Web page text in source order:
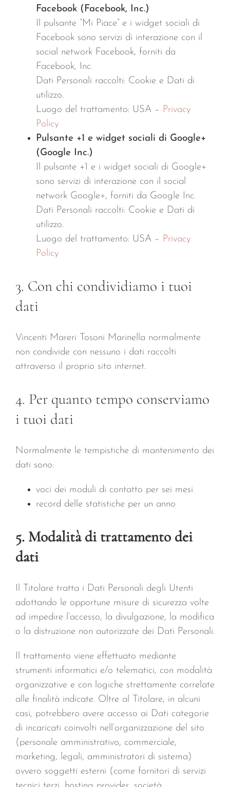
Facebook (Facebook, Inc.)
Il pulsante “Mi Piace” e i widget sociali di
Facebook sono servizi di interazione con il
social network Facebook, forniti da
Facebook, Inc.
Dati Personali raccolti: Cookie e Dati di
utilizzo.
Luogo del trattamento: USA – Privacy
Policy
Pulsante +1 e widget sociali di Google+
(Google Inc.)
Il pulsante +1 e i widget sociali di Google+
sono servizi di interazione con il social
network Google+, forniti da Google Inc.
Dati Personali raccolti: Cookie e Dati di
utilizzo.
Luogo del trattamento: USA – Privacy
Policy
3. Con chi condividiamo i tuoi
dati
Vincenti Mareri Tosoni Marinella normalmente
non condivide con nessuno i dati raccolti
attraverso il proprio sito internet.
4. Per quanto tempo conserviamo
i tuoi dati
Normalmente le tempistiche di mantenimento dei
dati sono:
voci dei moduli di contatto per sei mesi
record delle statistiche per un anno
5. Modalità di trattamento dei
dati
Il Titolare tratta i Dati Personali degli Utenti
adottando le opportune misure di sicurezza volte
ad impedire l’accesso, la divulgazione, la modifica
o la distruzione non autorizzate dei Dati Personali.
Il trattamento viene effettuato mediante
strumenti informatici e/o telematici, con modalità
organizzative e con logiche strettamente correlate
alle finalità indicate. Oltre al Titolare, in alcuni
casi, potrebbero avere accesso ai Dati categorie
di incaricati coinvolti nell’organizzazione del sito
(personale amministrativo, commerciale,
marketing, legali, amministratori di sistema)
ovvero soggetti esterni (come fornitori di servizi